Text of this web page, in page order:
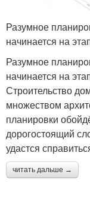
Разумное
начинается на
Разумное
начинается на
Строительство
множеством
планировки
дорогостоящий
удастся
читать дальше →